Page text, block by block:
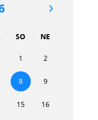
SO NE
1 2
8 9
15 16